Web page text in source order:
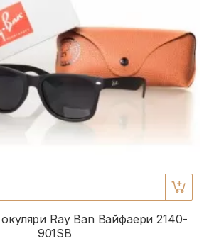
Ray Ban Вайфаери 2140-
901SB